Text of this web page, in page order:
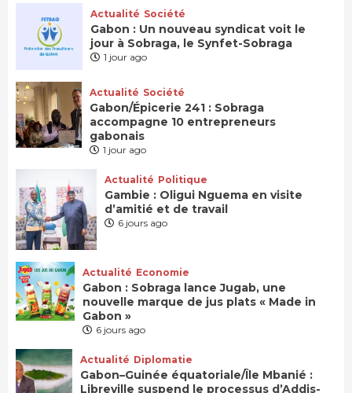
Actualité Société
Gabon : Un nouveau syndicat voit le
jour à Sobraga, le Synfet-Sobraga
1 jour ago
Actualité Société
Gabon/Épicerie 241 : Sobraga
accompagne 10 entrepreneurs
gabonais
1 jour ago
Actualité Politique
Gambie : Oligui Nguema en visite
d’amitié et de travail
6 jours ago
Actualité Economie
Gabon : Sobraga lance Jugab, une
nouvelle marque de jus plats « Made in
Gabon »
6 jours ago
Actualité Diplomatie
Gabon–Guinée équatoriale/Île Mbanié :
Libreville suspend le processus d’Addis-